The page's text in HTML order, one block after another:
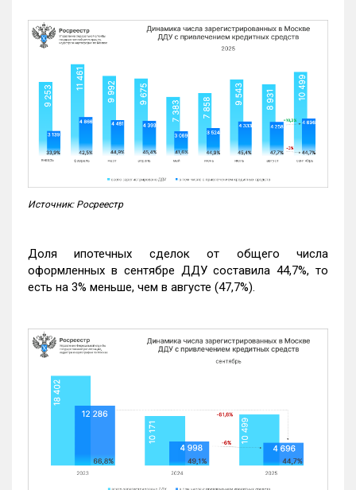
Источник: Росреестр
Доля ипотечных сделок от общего числа
оформленных в сентябре ДДУ составила 44,7%, то
есть на 3% меньше, чем в августе (47,7%).